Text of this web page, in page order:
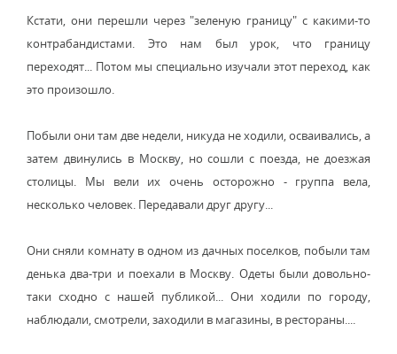
Кстати, они перешли через "зеленую границу" с какими-то
контрабандистами. Это нам был урок, что границу
переходят... Потом мы специально изучали этот переход, как
это произошло.
Побыли они там две недели, никуда не ходили, осваивались, а
затем двинулись в Москву, но сошли с поезда, не доезжая
столицы. Мы вели их очень осторожно - группа вела,
несколько человек. Передавали друг другу...
Они сняли комнату в одном из дачных поселков, побыли там
денька два-три и поехали в Москву. Одеты были довольно-
таки сходно с нашей публикой... Они ходили по городу,
наблюдали, смотрели, заходили в магазины, в рестораны....